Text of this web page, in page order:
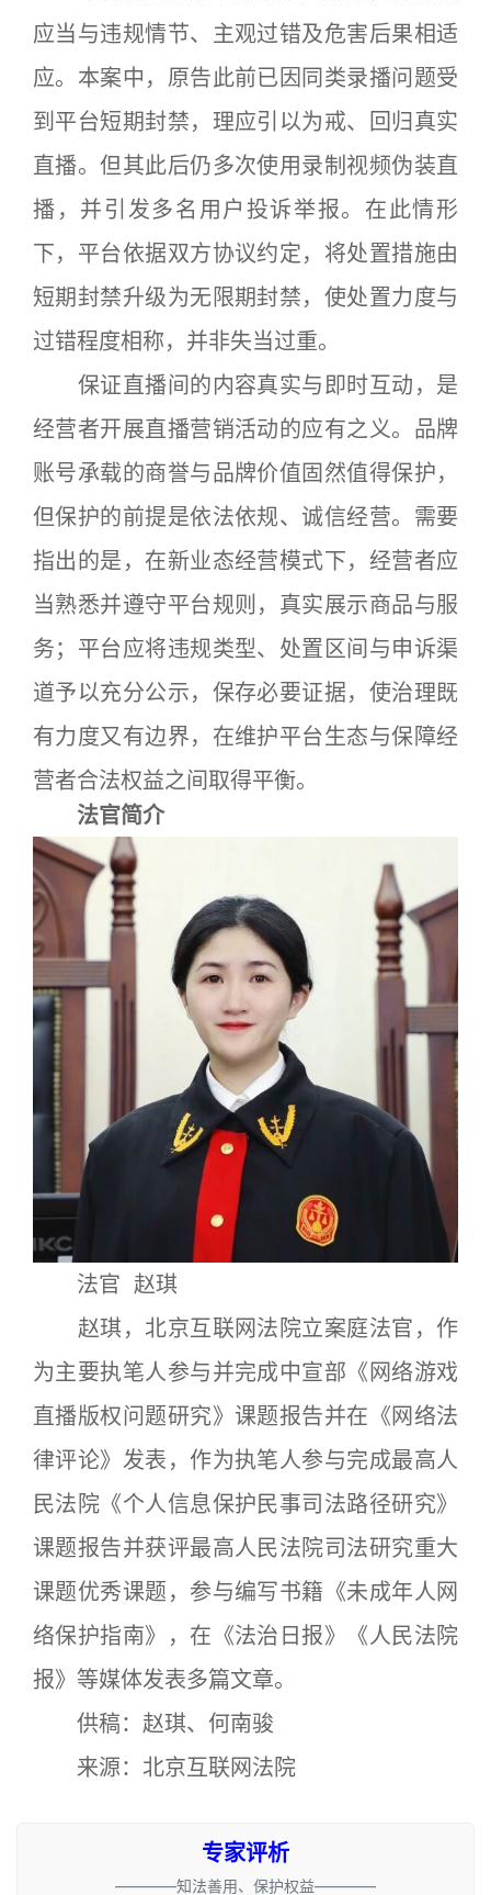
应当与违规情节、主观过错及危害后果相适
应。本案中，原告此前已因同类录播问题受
到平台短期封禁，理应引以为戒、回归真实
直播。但其此后仍多次使用录制视频伪装直
播，并引发多名用户投诉举报。在此情形
下，平台依据双方协议约定，将处置措施由
短期封禁升级为无限期封禁，使处置力度与
过错程度相称，并非失当过重。
保证直播间的内容真实与即时互动，是
经营者开展直播营销活动的应有之义。品牌
账号承载的商誉与品牌价值固然值得保护，
但保护的前提是依法依规、诚信经营。需要
指出的是，在新业态经营模式下，经营者应
当熟悉并遵守平台规则，真实展示商品与服
务；平台应将违规类型、处置区间与申诉渠
道予以充分公示，保存必要证据，使治理既
有力度又有边界，在维护平台生态与保障经
营者合法权益之间取得平衡。
法官简介
法官 赵琪
赵琪，北京互联网法院立案庭法官，作
为主要执笔人参与并完成中宣部《网络游戏
直播版权问题研究》课题报告并在《网络法
律评论》发表，作为执笔人参与完成最高人
民法院《个人信息保护民事司法路径研究》
课题报告并获评最高人民法院司法研究重大
课题优秀课题，参与编写书籍《未成年人网
络保护指南》，在《法治日报》《人民法院
报》等媒体发表多篇文章。
供稿：赵琪、何南骏
来源：北京互联网法院
专家评析
————知法善用、保护权益————